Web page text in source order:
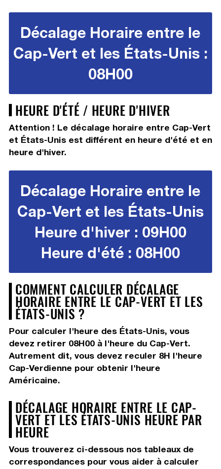
Décalage Horaire entre le
Cap-Vert et les États-Unis :
08H00
HEURE D'ÉTÉ / HEURE D'HIVER
Attention ! Le décalage horaire entre Cap-Vert
et États-Unis est différent en heure d'été et en
heure d'hiver.
Décalage Horaire entre le
Cap-Vert et les États-Unis
Heure d'hiver : 09H00
Heure d'été : 08H00
COMMENT CALCULER DÉCALAGE
HORAIRE ENTRE LE CAP-VERT ET LES
ÉTATS-UNIS ?
Pour calculer l'heure des États-Unis, vous
devez retirer 08H00à l'heure du Cap-Vert.
Autrement dit, vous devez reculer 8H l'heure
Cap-Verdienne pour obtenir l'heure
Américaine.
DÉCALAGE HORAIRE ENTRE LE CAP-
VERT ET LES ÉTATS-UNIS HEURE PAR
HEURE
Vous trouverez ci-dessous nos tableaux de
correspondances pour vous aider à calculer